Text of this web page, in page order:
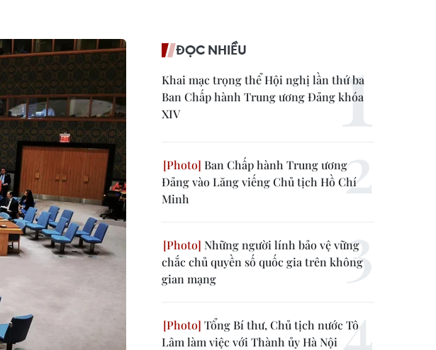
ĐỌC NHIỀU
Khai mạc trọng thể Hội nghị lần thứ ba
Ban Chấp hành Trung ương Đảng khóa
XIV
Ban Chấp hành Trung ương
Đảng vào Lăng viếng Chủ tịch Hồ Chí
Minh
Những người lính bảo vệ vững
chắc chủ quyền số quốc gia trên không
gian mạng
Tổng Bí thư, Chủ tịch nước Tô
Lâm làm việc với Thành ủy Hà Nội